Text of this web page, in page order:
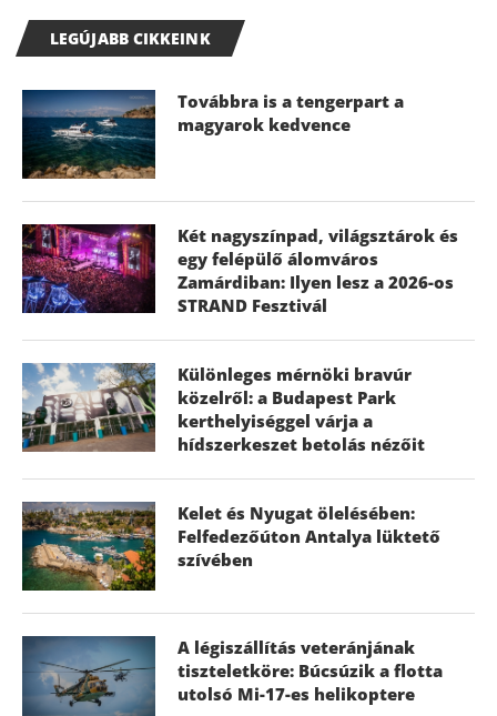
LEGÚJABB CIKKEINK
Továbbra is a tengerpart a
magyarok kedvence
Két nagyszínpad, világsztárok és
egy felépülő álomváros
Zamárdiban: Ilyen lesz a 2026-os
STRAND Fesztivál
Különleges mérnöki bravúr
közelről: a Budapest Park
kerthelyiséggel várja a
hídszerkeszet betolás nézőit
Kelet és Nyugat ölelésében:
Felfedezőúton Antalya lüktető
szívében
A légiszállítás veteránjának
tiszteletköre: Búcsúzik a flotta
utolsó Mi-17-es helikoptere